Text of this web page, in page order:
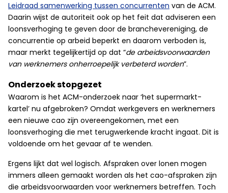
Leidraad samenwerking tussen concurrenten van de ACM.
Daarin wijst de autoriteit ook op het feit dat adviseren een
loonsverhoging te geven door de branchevereniging, de
concurrentie op arbeid beperkt en daarom verboden is,
maar merkt tegelijkertijd op dat “de arbeidsvoorwaarden
van werknemers onherroepelijk verbeterd worden”.
Onderzoek stopgezet
Waarom is het ACM-onderzoek naar ‘het supermarkt-
kartel’ nu afgebroken? Omdat werkgevers en werknemers
een nieuwe cao zijn overeengekomen, met een
loonsverhoging die met terugwerkende kracht ingaat. Dit is
voldoende om het gevaar af te wenden.
Ergens lijkt dat wel logisch. Afspraken over lonen mogen
immers alleen gemaakt worden als het cao-afspraken zijn
die arbeidsvoorwaarden voor werknemers betreffen. Toch